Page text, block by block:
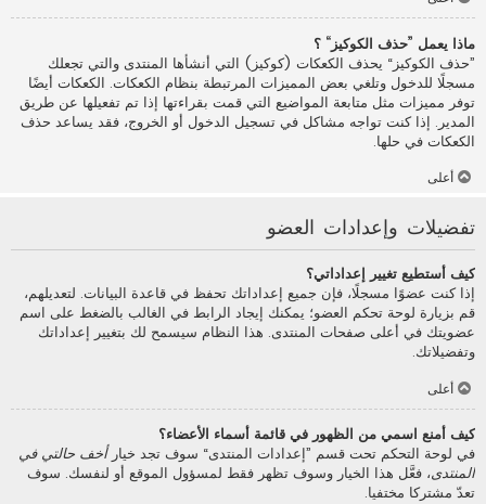
ماذا يعمل ”حذف الكوكيز“ ؟
”حذف الكوكيز“ يحذف الكعكات (كوكيز) التي أنشأها المنتدى والتي تجعلك
مسجلًا للدخول وتلغي بعض المميزات المرتبطة بنظام الكعكات. الكعكات أيضًا
توفر مميزات مثل متابعة المواضيع التي قمت بقراءتها إذا تم تفعيلها عن طريق
المدير. إذا كنت تواجه مشاكل في تسجيل الدخول أو الخروج، فقد يساعد حذف
الكعكات في حلها.
أعلى
تفضيلات وإعدادات العضو
كيف أستطيع تغيير إعداداتي؟
إذا كنت عضوًا مسجلًا، فإن جميع إعداداتك تحفظ في قاعدة البيانات. لتعديلهم،
قم بزيارة لوحة تحكم العضو؛ يمكنك إيجاد الرابط في الغالب بالضغط على اسم
عضويتك في أعلى صفحات المنتدى. هذا النظام سيسمح لك بتغيير إعداداتك
وتفضيلاتك.
أعلى
كيف أمنع اسمي من الظهور في قائمة أسماء الأعضاء؟
في لوحة التحكم تحت قسم ”إعدادات المنتدى“ سوف تجد خيارأخف حالتي في
المنتدى، فعَّل هذا الخيار وسوف تظهر فقط لمسؤول الموقع أو لنفسك. سوف
تعدّ مشتركا مختفيا.